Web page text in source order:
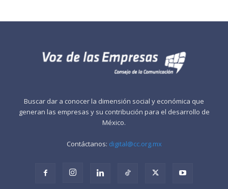
Buscar dar a conocer la dimensión social y económica que
generan las empresas y su contribución para el desarrollo de
México.
Contáctanos: digital@cc.org.mx